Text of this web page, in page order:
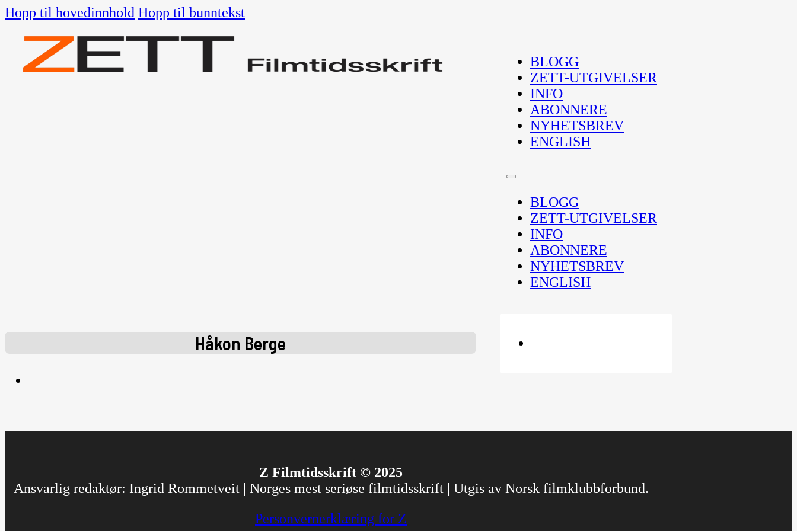
Hopp til hovedinnhold Hopp til bunntekst
BLOGG
ZETT-UTGIVELSER
INFO
ABONNERE
NYHETSBREV
ENGLISH
BLOGG
ZETT-UTGIVELSER
INFO
ABONNERE
NYHETSBREV
ENGLISH
Håkon Berge
Z Filmtidsskrift © 2025
Ansvarlig redaktør: Ingrid Rommetveit | Norges mest seriøse filmtidsskrift | Utgis av Norsk filmklubbforbund.
Personvernerklæring for Z